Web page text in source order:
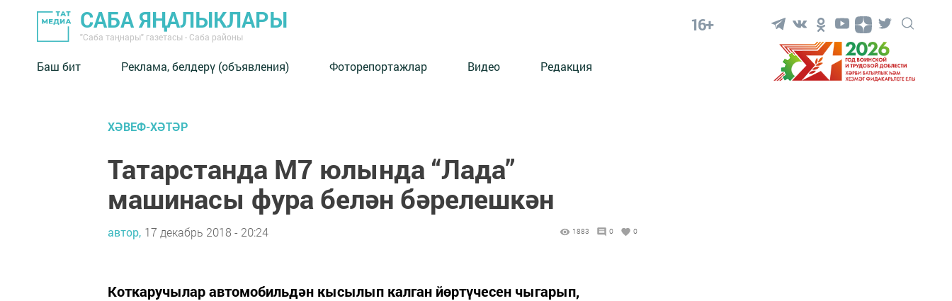
САБА ЯҢАЛЫКЛАРЫ
"Саба таңнары" газетасы - Саба районы
16+
Баш бит Реклама, белдерү (объявления) Фоторепортажлар Видео Редакция
ХӘВЕФ-ХӘТӘР
Татарстанда М7 юлында “Лада”
машинасы фура белән бәрелешкән
автор, 17 декабрь 2018 - 20:24 1883 0 0
Коткаручылар автомобильдән кысылып калган йөртүчесен чыгарып,